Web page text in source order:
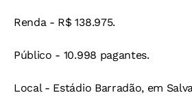
Renda - R$ 138.975.
Público - 10.998 pagantes.
Local - Estádio Barradão, em